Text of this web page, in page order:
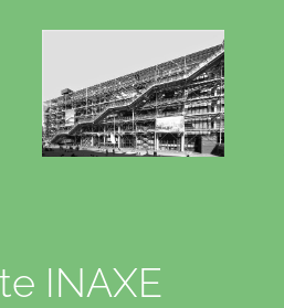
INAXE